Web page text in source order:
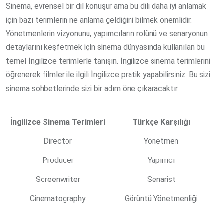
Sinema, evrensel bir dil konuşur ama bu dili daha iyi anlamak
için bazı terimlerin ne anlama geldiğini bilmek önemlidir.
Yönetmenlerin vizyonunu, yapımcıların rolünü ve senaryonun
detaylarını keşfetmek için sinema dünyasında kullanılan bu
temel İngilizce terimlerle tanışın. İngilizce sinema terimlerini
öğrenerek filmler ile ilgili İngilizce pratik yapabilirsiniz. Bu sizi
sinema sohbetlerinde sizi bir adım öne çıkaracaktır.
İngilizce Sinema Terimleri Türkçe Karşılığı
Director Yönetmen
Producer Yapımcı
Screenwriter Senarist
Cinematography Görüntü Yönetmenliği